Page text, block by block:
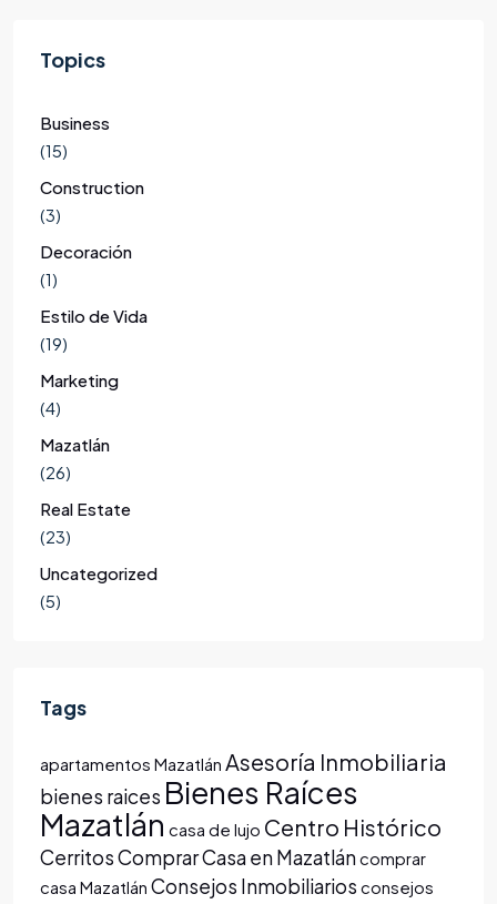
Topics
Business
(15)
Construction
(3)
Decoración
(1)
Estilo de Vida
(19)
Marketing
(4)
Mazatlán
(26)
Real Estate
(23)
Uncategorized
(5)
Tags
apartamentos Mazatlán Asesoría Inmobiliaria
bienes raices Bienes Raíces
Mazatlán casa de lujo Centro Histórico
CerritosComprar Casa en Mazatláncomprar
casa Mazatlán Consejos Inmobiliarios consejos